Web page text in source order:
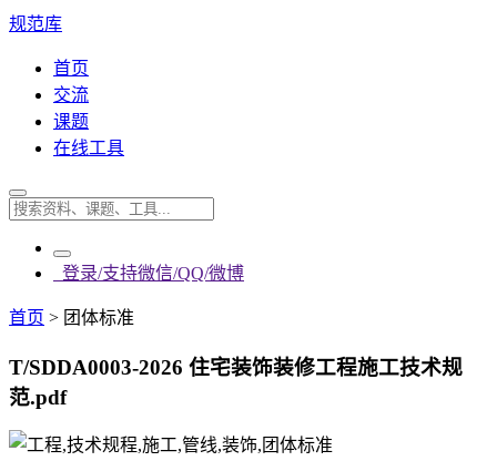
规范库
首页
交流
课题
在线工具
登录/支持微信/QQ/微博
首页 > 团体标准
T/SDDA0003-2026 住宅装饰装修工程施工技术规
范.pdf